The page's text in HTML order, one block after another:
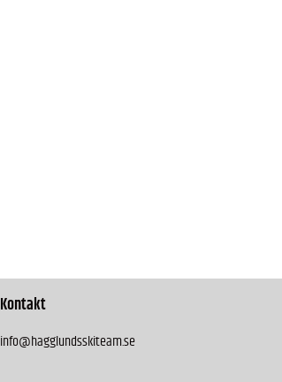
Kontakt
info@hagglundsskiteam.se